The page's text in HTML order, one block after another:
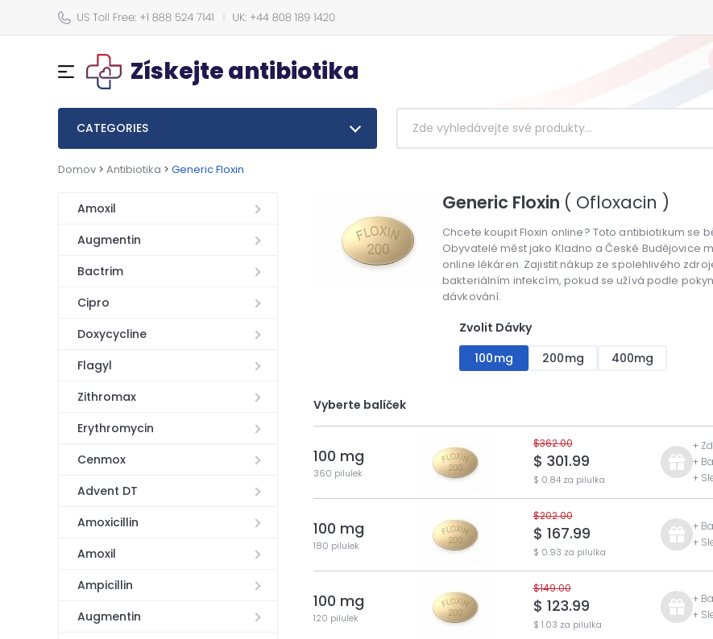
Získejte antibiotika
CATEGORIES
Domov > Antibiotika > Generic Floxin
Amoxil
Augmentin
Bactrim
Cipro
Doxycycline
Flagyl
Zithromax
Erythromycin
Cenmox
Advent DT
Amoxicillin
Amoxil
Ampicillin
Augmentin
Generic Floxin ( Ofloxacin )
Chcete koupit Floxin online? Toto antibiotikum se
Obyvatelé měst jako Kladno a České Budějovice
online lékáren. Zajistit nákup ze spolehlivého
bakteriálním infekcím, pokud se užívá podle
dávkování.
Zvolit Dávky
100mg
200mg 400mg
Vyberte balíček
100 mg
360 pilulek
$362.00
$ 301.99
$ 0.84 za pilulka
+
+
+
100 mg
180 pilulek
$202.00
$ 167.99
$ 0.93 za pilulka
+
+
100 mg
120 pilulek
$149.00
$ 123.99
$ 1.03 za pilulka
+
+